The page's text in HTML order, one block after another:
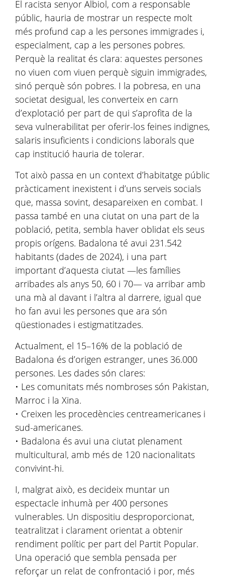
El racista senyor Albiol, com a responsable
públic, hauria de mostrar un respecte molt
més profund cap a les persones immigrades i,
especialment, cap a les persones pobres.
Perquè la realitat és clara: aquestes persones
no viuen com viuen perquè siguin immigrades,
sinó perquè són pobres. I la pobresa, en una
societat desigual, les converteix en carn
d’explotació per part de qui s’aprofita de la
seva vulnerabilitat per oferir-los feines indignes,
salaris insuficients i condicions laborals que
cap institució hauria de tolerar.
Tot això passa en un context d’habitatge públic
pràcticament inexistent i d’uns serveis socials
que, massa sovint, desapareixen en combat. I
passa també en una ciutat on una part de la
població, petita, sembla haver oblidat els seus
propis orígens. Badalona té avui 231.542
habitants (dades de 2024), i una part
important d’aquesta ciutat —les famílies
arribades als anys 50, 60 i 70— va arribar amb
una mà al davant i l’altra al darrere, igual que
ho fan avui les persones que ara són
qüestionades i estigmatitzades.
Actualment, el 15–16% de la població de
Badalona és d’origen estranger, unes 36.000
persones. Les dades són clares:
• Les comunitats més nombroses són Pakistan,
Marroc i la Xina.
• Creixen les procedències centreamericanes i
sud-americanes.
• Badalona és avui una ciutat plenament
multicultural, amb més de 120 nacionalitats
convivint-hi.
I, malgrat això, es decideix muntar un
espectacle inhumà per 400 persones
vulnerables. Un dispositiu desproporcionat,
teatralitzat i clarament orientat a obtenir
rendiment polític per part del Partit Popular.
Una operació que sembla pensada per
reforçar un relat de confrontació i por, més